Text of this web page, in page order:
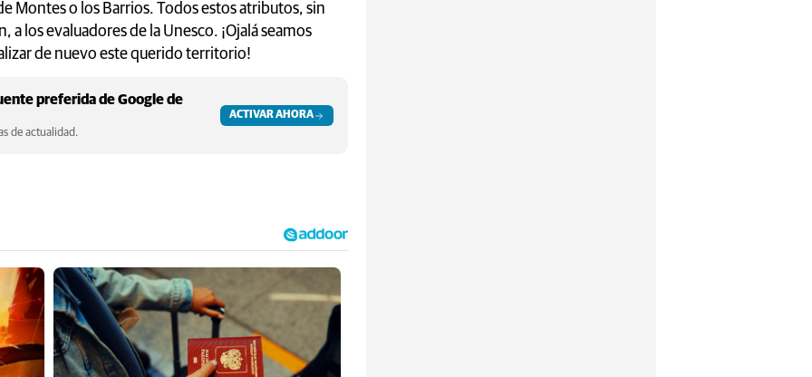
Montes o los Barrios. Todos estos atributos, sin
los evaluadores de la Unesco. ¡Ojalá seamos
de nuevo este querido territorio!
preferida de Google de
de actualidad.
ACTIVAR AHORA